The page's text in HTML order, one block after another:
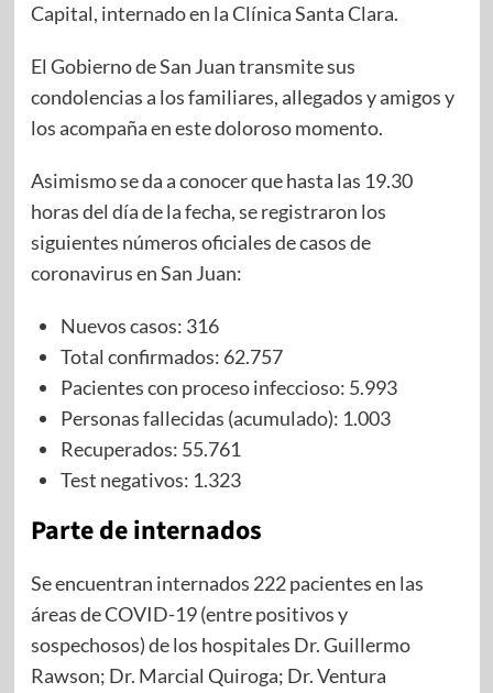
Capital, internado en la Clínica Santa Clara.
El Gobierno de San Juan transmite sus
condolencias a los familiares, allegados y amigos y
los acompaña en este doloroso momento.
Asimismo se da a conocer que hasta las 19.30
horas del día de la fecha, se registraron los
siguientes números oficiales de casos de
coronavirus en San Juan:
Nuevos casos: 316
Total confirmados: 62.757
Pacientes con proceso infeccioso: 5.993
Personas fallecidas (acumulado): 1.003
Recuperados: 55.761
Test negativos: 1.323
Parte de internados
Se encuentran internados 222 pacientes en las
áreas de COVID-19 (entre positivos y
sospechosos) de los hospitales Dr. Guillermo
Rawson; Dr. Marcial Quiroga; Dr. Ventura